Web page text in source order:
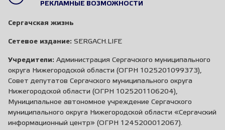
РЕКЛАМНЫЕ ВОЗМОЖНОСТИ
Сергачская жизнь
Сетевое издание: SERGACH.LIFE
Учредители: Администрация Сергачского муниципального
округа Нижегородской области (ОГРН 1025201099373),
Совет депутатов Сергачского муниципального округа
Нижегородской области (ОГРН 1025201106204),
Муниципальное автономное учреждение Сергачского
муниципального округа Нижегородской области «Сергачский
информационный центр» (ОГРН 1245200012067).